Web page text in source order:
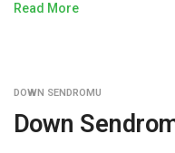
Read More
DOWN SENDROMU
Down